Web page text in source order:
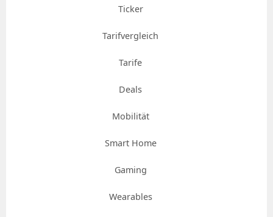
Ticker
Tarifvergleich
Tarife
Deals
Mobilität
Smart Home
Gaming
Wearables